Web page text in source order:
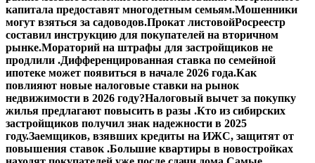
капитала предоставят многодетным семьям.Мошенники
могут взяться за садоводов.Прокат листовойРосреестр
составил инструкцию для покупателей на вторичном
рынке.Мораторий на штрафы для застройщиков не
продлили .Дифференцированная ставка по семейной
ипотеке может появиться в начале 2026 года.Как
повлияют новые налоговые ставки на рынок
недвижимости в 2026 году?Налоговый вычет за покупку
жилья предлагают повысить в разы .Кто из сибирских
застройщиков получил знак надежности в 2025
году.Заемщиков, взявших кредиты на ИЖС, защитят от
повышения ставок .Большие квартиры в новостройках